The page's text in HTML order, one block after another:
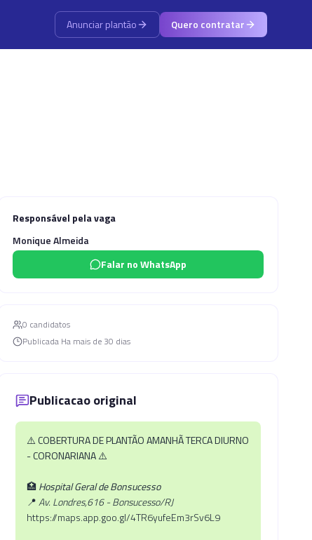
Anunciar plantão Quero contratar
Responsável pela vaga
Monique Almeida
Falar no WhatsApp
0 candidatos
Publicada Ha mais de 30 dias
Publicacao original
⚠️COBERTURA DE PLANTÃO AMANHÃ TERCA DIURNO
- CORONARIANA⚠️
🏥Hospital Geral de Bonsucesso
📍Av. Londres,616 - Bonsucesso/RJ
https://maps.app.goo.gl/4TR6yufeEm3rSv6L9